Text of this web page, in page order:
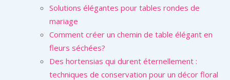
Solutions élégantes pour tables rondes de
mariage
Comment créer un chemin de table élégant en
fleurs séchées?
Des hortensias qui durent éternellement :
techniques de conservation pour un décor floral